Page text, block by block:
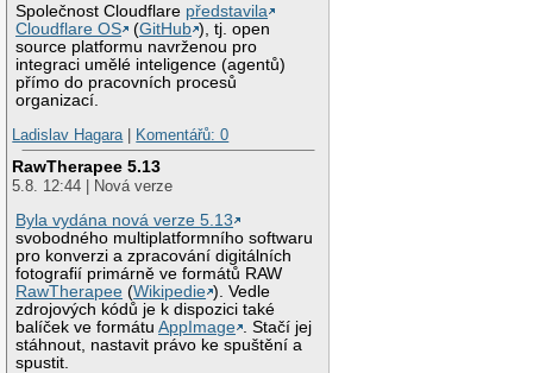
Společnost Cloudflare představila
Cloudflare OS
(GitHub ), tj. open
source platformu navrženou pro
integraci umělé inteligence (agentů)
přímo do pracovních procesů
organizací.
Ladislav Hagara| Komentářů: 0
RawTherapee 5.13
5.8. 12:44 | Nová verze
Byla vydána nová verze 5.13
svobodného multiplatformního softwaru
pro konverzi a zpracování digitálních
fotografií primárně ve formátů RAW
RawTherapee (Wikipedie ). Vedle
zdrojových kódů je k dispozici také
balíček ve formátuAppImage
. Stačí jej
stáhnout, nastavit právo ke spuštění a
spustit.